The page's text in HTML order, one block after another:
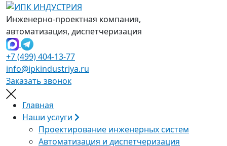
Инженерно-проектная компания,
автоматизация, диспетчеризация
+7 (499) 404-13-77
info@ipkindustriya.ru
Заказать звонок
Главная
Наши услуги
Проектирование инженерных систем
Автоматизация и диспетчеризация